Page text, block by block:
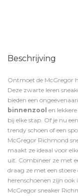
Beschrijving
Ontmoet de McGregor
Deze zwarte leren
bieden een
binnenzool en
bij elke stap. Of je nu
trendy schoen of een
McGregor Richmond
maakt ze ideaal voor
uit. Combineer ze met
draag ze met een
herenschoenen zijn ook
McGregor sneaker